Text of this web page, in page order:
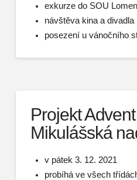
exkurze do SOU
návštěva kina a divadla
posezení u vánočního
Projekt
Mikulášská
v pátek 3. 12. 2021
probíhá ve všech